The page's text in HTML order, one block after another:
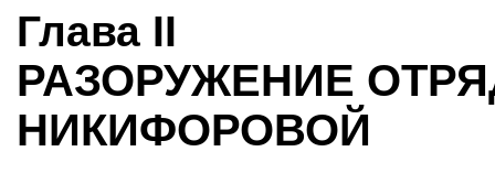
Глава II
РАЗОРУЖЕНИЕ
НИКИФОРОВОЙ